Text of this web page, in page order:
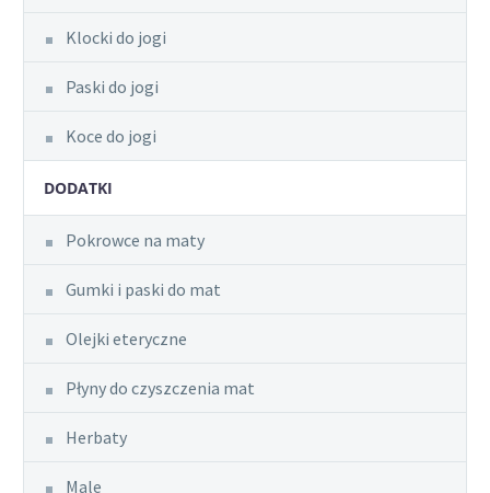
Klocki do jogi
Paski do jogi
Koce do jogi
DODATKI
Pokrowce na maty
Gumki i paski do mat
Olejki eteryczne
Płyny do czyszczenia mat
Herbaty
Male